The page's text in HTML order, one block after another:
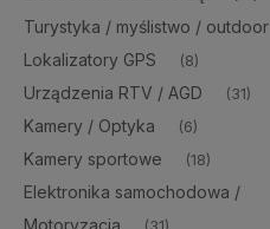
Turystyka / myślistwo / outdoor
Lokalizatory GPS (8)
Urządzenia RTV / AGD (31)
Kamery / Optyka (6)
Kamery sportowe (18)
Elektronika samochodowa /
Motoryzacja
(31)